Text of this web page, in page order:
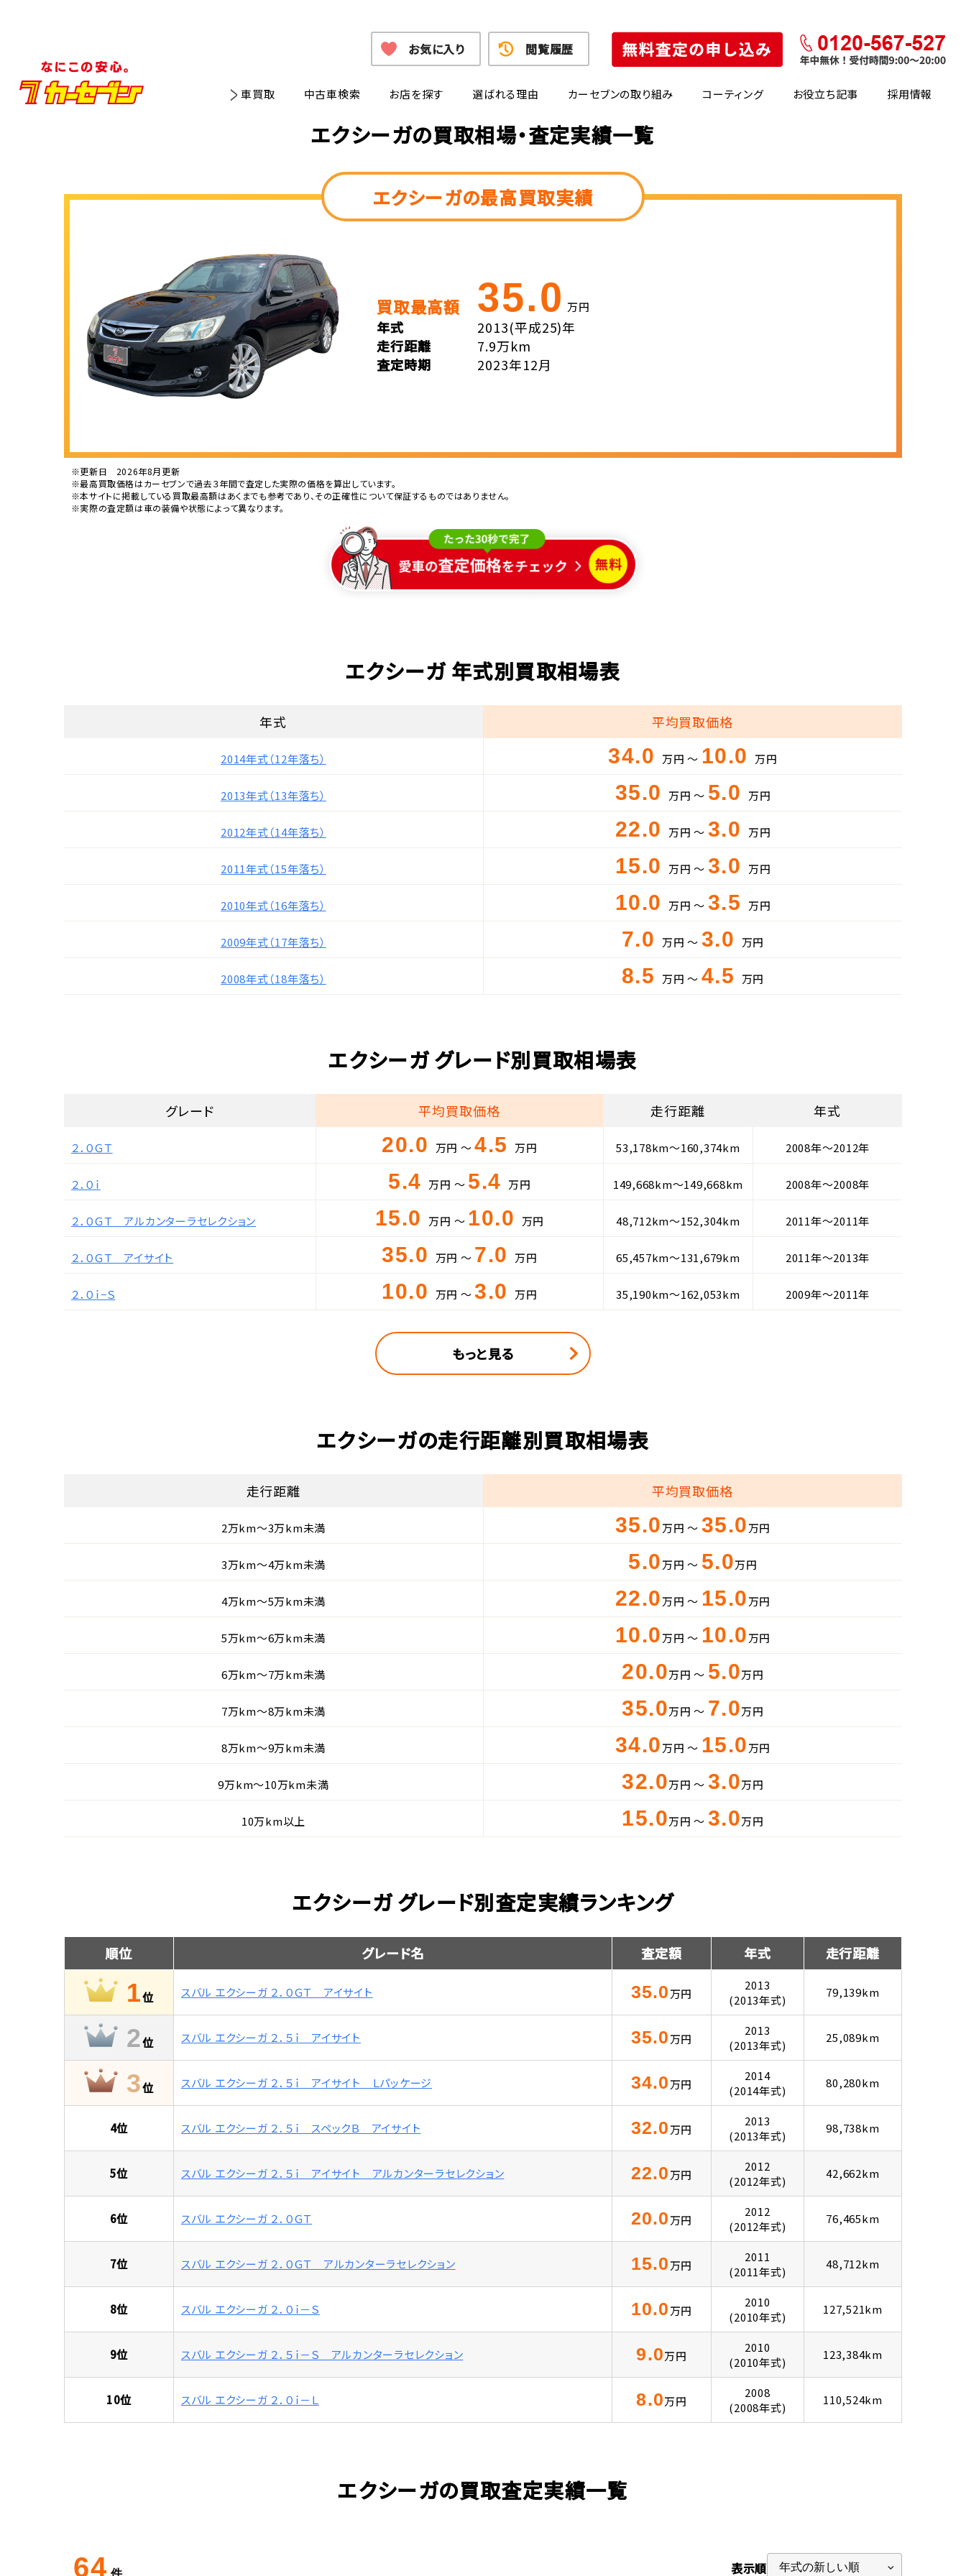
車買取 中古車検索 お店を探す 選ばれる理由 カーセブンの取り組み コーティング お役立ち記事 採用情報
お気に入り 閲覧履歴
エクシーガの買取相場・査定実績一覧
エクシーガの最高買取実績
買取最高額 35.0 万円
年式
2013(平成25)年
走行距離
7.9万km
査定時期
2023年12月
※更新日 2026年8月更新
※最高買取価格はカーセブンで過去３年間で査定した実際の価格を算出しています。
※本サイトに掲載している買取最高額はあくまでも参考であり、その正確性について保証するものではありません。
※実際の査定額は車の装備や状態によって異なります。
エクシーガ 年式別買取相場表
年式 平均買取価格
2014年式（12年落ち） 34.0 万円 ～ 10.0 万円
2013年式（13年落ち） 35.0 万円 ～ 5.0 万円
2012年式（14年落ち） 22.0 万円 ～ 3.0 万円
2011年式（15年落ち） 15.0 万円 ～ 3.0 万円
2010年式（16年落ち） 10.0 万円 ～ 3.5 万円
2009年式（17年落ち） 7.0 万円 ～ 3.0 万円
2008年式（18年落ち） 8.5 万円 ～ 4.5 万円
エクシーガ グレード別買取相場表
グレード 平均買取価格 走行距離 年式
２．０ＧＴ 20.0 万円 ～4.5 万円 53,178km～160,374km 2008年～2012年
２．０ｉ 5.4 万円 ～ 5.4 万円 149,668km～149,668km 2008年～2008年
２．０ＧＴ アルカンターラセレクション 15.0 万円 ～ 10.0 万円 48,712km～152,304km 2011年～2011年
２．０ＧＴ アイサイト 35.0 万円 ～ 7.0 万円 65,457km～131,679km 2011年～2013年
２．０ｉ−Ｓ 10.0 万円 ～3.0 万円 35,190km～162,053km 2009年～2011年
もっと見る
エクシーガの走行距離別買取相場表
走行距離 平均買取価格
2万km〜3万km未満 35.0万円 ～ 35.0万円
3万km〜4万km未満 5.0万円 ～ 5.0万円
4万km〜5万km未満 22.0万円 ～ 15.0万円
5万km〜6万km未満 10.0万円 ～ 10.0万円
6万km〜7万km未満 20.0万円 ～ 5.0万円
7万km〜8万km未満 35.0万円 ～ 7.0万円
8万km〜9万km未満 34.0万円 ～ 15.0万円
9万km〜10万km未満 32.0万円 ～ 3.0万円
10万km以上 15.0万円 ～ 3.0万円
エクシーガ グレード別査定実績ランキング
順位 グレード名 査定額 年式 走行距離
1位 スバル エクシーガ ２．０ＧＴ アイサイト 35.0万円
2013
(2013年式)
79,139km
2位 スバル エクシーガ ２．５ｉ アイサイト 35.0万円
2013
(2013年式)
25,089km
3位 スバル エクシーガ ２．５ｉ アイサイト Ｌパッケージ 34.0万円
2014
(2014年式)
80,280km
4位 スバル エクシーガ ２．５ｉ スペックＢ アイサイト 32.0万円
2013
(2013年式)
98,738km
5位 スバル エクシーガ ２．５ｉ アイサイト アルカンターラセレクション 22.0万円
2012
(2012年式)
42,662km
6位 スバル エクシーガ ２．０ＧＴ 20.0万円
2012
(2012年式)
76,465km
7位 スバル エクシーガ ２．０ＧＴ アルカンターラセレクション 15.0万円
2011
(2011年式)
48,712km
8位 スバル エクシーガ ２．０ｉ－Ｓ 10.0万円
2010
(2010年式)
127,521km
9位 スバル エクシーガ ２．５ｉ－Ｓ アルカンターラセレクション 9.0万円
2010
(2010年式)
123,384km
10位 スバル エクシーガ ２．０ｉ－Ｌ 8.0万円
2008
(2008年式)
110,524km
エクシーガの買取査定実績一覧
64 件 表示順